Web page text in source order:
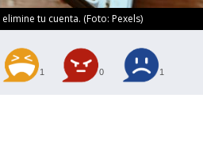
tu cuenta. (Foto: Pexels)
1 0 1